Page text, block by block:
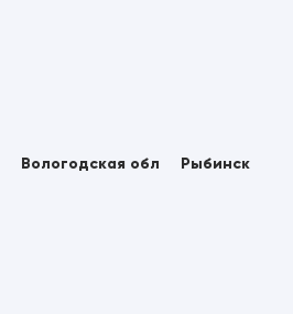
Вологодская обл Рыбинск